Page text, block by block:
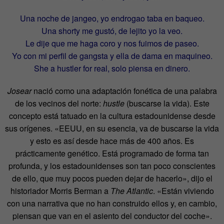
Una noche de jangeo, yo endrogao taba en baqueo.
Una shorty me gustó, de lejito yo la veo.
Le dije que me haga coro y nos fuimos de paseo.
Yo con mi perfil de gangsta y ella de dama en maquineo.
She a hustler for real, solo piensa en dinero.
Josearnació como una adaptación fonética de una palabra
de los vecinos del norte: hustle(buscarse la vida). Este
concepto está tatuado en la cultura estadounidense desde
sus orígenes. «EEUU, en su esencia, va de buscarse la vida
y esto es así desde hace más de 400 años. Es
prácticamente genético. Está programado de forma tan
profunda, y los estadounidenses son tan poco conscientes
de ello, que muy pocos pueden dejar de hacerlo», dijo el
historiador Morris Berman a The Atlantic. «Están viviendo
con una narrativa que no han construido ellos y, en cambio,
piensan que van en el asiento del conductor del coche».